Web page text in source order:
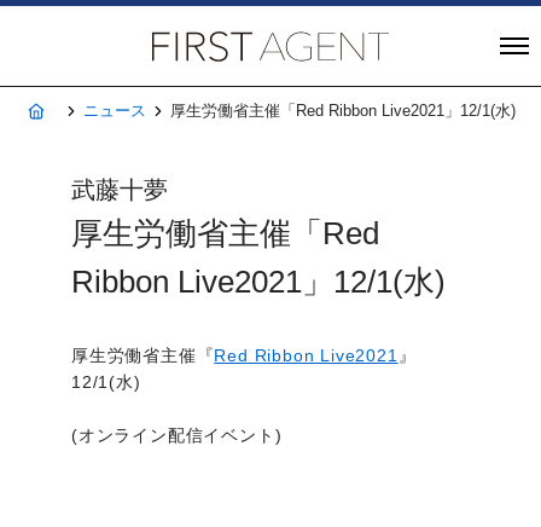
ホームニュース 厚生労働省主催「Red Ribbon Live2021」12/1(水)
武藤十夢
厚生労働省主催「Red
Ribbon Live2021」12/1(水)
厚生労働省主催『Red Ribbon Live2021 』
12/1(水)
(オンライン配信イベント)